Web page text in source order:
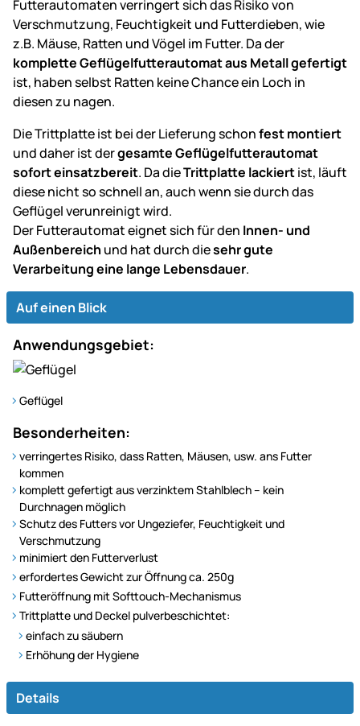
Futterautomaten verringert sich das Risiko von
Verschmutzung, Feuchtigkeit und Futterdieben, wie
z.B. Mäuse, Ratten und Vögel im Futter. Da der
komplette Geflügelfutterautomat aus Metall gefertigt
ist, haben selbst Ratten keine Chance ein Loch in
diesen zu nagen.
Die Trittplatte ist bei der Lieferung schonfest montiert
und daher ist dergesamte Geflügelfutterautomat
sofort einsatzbereit. Da dieTrittplatte lackiertist, läuft
diese nicht so schnell an, auch wenn sie durch das
Geflügel verunreinigt wird.
Der Futterautomat eignet sich für den Innen- und
Außenbereich und hat durch diesehr gute
Verarbeitung eine lange Lebensdauer.
Auf einen Blick
Anwendungsgebiet:
Geflügel
Besonderheiten:
verringertes Risiko, dass Ratten, Mäusen, usw. ans Futter
kommen
komplett gefertigt aus verzinktem Stahlblech – kein
Durchnagen möglich
Schutz des Futters vor Ungeziefer, Feuchtigkeit und
Verschmutzung
minimiert den Futterverlust
erfordertes Gewicht zur Öffnung ca. 250g
Futteröffnung mit Softtouch-Mechanismus
Trittplatte und Deckel pulverbeschichtet:
einfach zu säubern
Erhöhung der Hygiene
Details